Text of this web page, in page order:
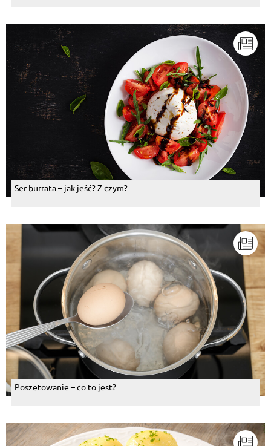
Ser burrata – jak jeść? Z czym?
Poszetowanie – co to jest?